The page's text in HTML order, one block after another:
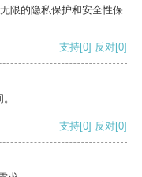
限的隐私保护和安全性保
支持[0] 反对[0]
支持[0] 反对[0]